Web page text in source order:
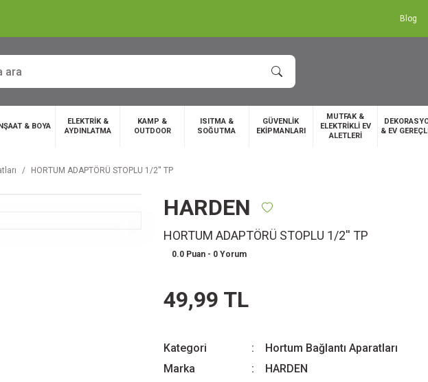
Blog
& BOYA
ELEKTRİK &
AYDINLATMA
KAMP &
OUTDOOR
ISITMA &
SOĞUTMA
GÜVENLİK
EKİPMANLARI
MUTFAK &
ELEKTRİKLİ EV
ALETLERİ
& EV
HORTUM ADAPTÖRÜ STOPLU 1/2'' TP
HARDEN
HORTUM ADAPTÖRÜ STOPLU 1/2'' TP
0.0 Puan - 0 Yorum
49,99 TL
Kategori
Hortum Bağlantı Aparatları
Marka
HARDEN